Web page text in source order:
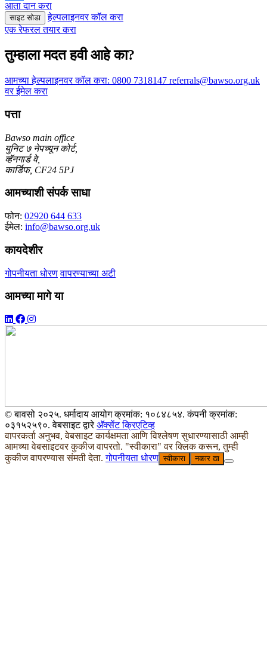
Share
आता दान करा
साइट सोडा
हेल्पलाइनवर कॉल करा
एक रेफरल तयार करा
तुम्हाला मदत हवी आहे का?
आमच्या हेल्पलाइनवर कॉल करा: 0800 7318147 referrals@bawso.org.uk
वर ईमेल करा
पत्ता
Bawso main office
युनिट ७ नेपच्यून कोर्ट,
व्हॅनगार्ड वे,
कार्डिफ, CF24 5PJ
आमच्याशी संपर्क साधा
फोन: 02920 644 633
ईमेल: info@bawso.org.uk
कायदेशीर
गोपनीयता धोरण वापरण्याच्या अटी
आमच्या मागे या
© बावसो २०२५. धर्मादाय आयोग क्रमांक: १०८४८५४. कंपनी क्रमांक:
०३१५२५९०. वेबसाइट द्वारेअ‍ॅक्सेंट क्रिएटिव्ह
वापरकर्ता अनुभव, वेबसाइट कार्यक्षमता आणि विश्लेषण सुधारण्यासाठी आम्ही
आमच्या वेबसाइटवर कुकीज वापरतो. "स्वीकारा" वर क्लिक करून, तुम्ही
कुकीज वापरण्यास संमती देता.गोपनीयता धोरण स्वीकारा नकार द्या